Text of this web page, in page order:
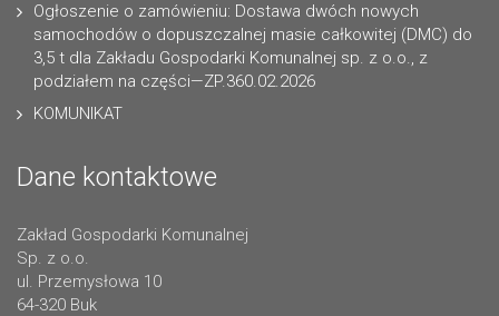
Ogłoszenie o zamówieniu: Dostawa dwóch nowych
samochodów o dopuszczalnej masie całkowitej (DMC) do
3,5 t dla Zakładu Gospodarki Komunalnej sp. z o.o., z
podziałem na części—ZP.360.02.2026
KOMUNIKAT
Dane kontaktowe
Zakład Gospodarki Komunalnej
Sp. z o.o.
ul. Przemysłowa 10
64-320 Buk